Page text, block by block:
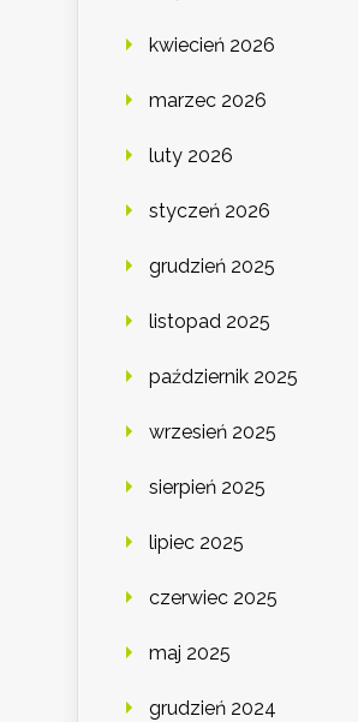
kwiecień 2026
marzec 2026
luty 2026
styczeń 2026
grudzień 2025
listopad 2025
październik 2025
wrzesień 2025
sierpień 2025
lipiec 2025
czerwiec 2025
maj 2025
grudzień 2024